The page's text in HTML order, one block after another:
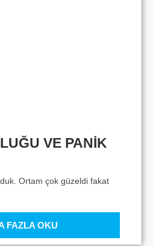
VE PANİK
Ortam çok güzeldi fakat
FAZLA OKU